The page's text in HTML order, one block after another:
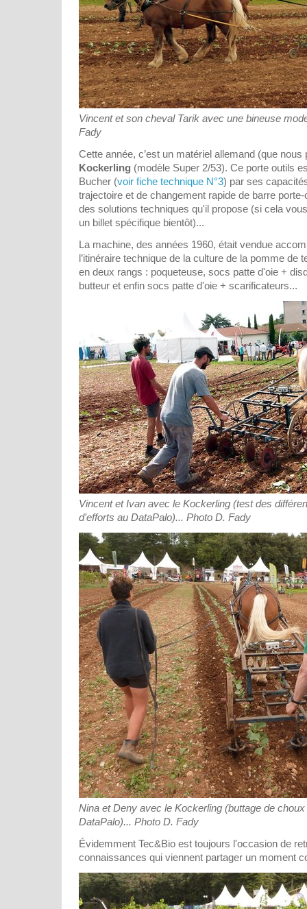
Vincent et son cheval Tarik avec une bineuse
Fady
Cette année, c’est un matériel allemand (que
Kockerling (modèle Super 2/53). Ce porte outils
Bucher (voir fiche technique N°3) par ses
trajectoire et de changement rapide de barre
des solutions techniques qu'il propose (si cela
un billet spécifique bientôt)...
La machine, des années 1960, était vendue
l’itinéraire technique de la culture de la pomme de
en deux rangs : poqueteuse, socs patte d'oie +
butteur et enfin socs patte d'oie + scarificateurs...
Vincent et Ivan avec le Kockerling (test des
d'efforts au DataPalo)... Photo D. Fady
Nina et Deny avec le Kockerling (buttage de
DataPalo)... Photo D. Fady
Évidemment Tec&Bio est toujours l'occasion de
connaissances qui viennent partager un moment